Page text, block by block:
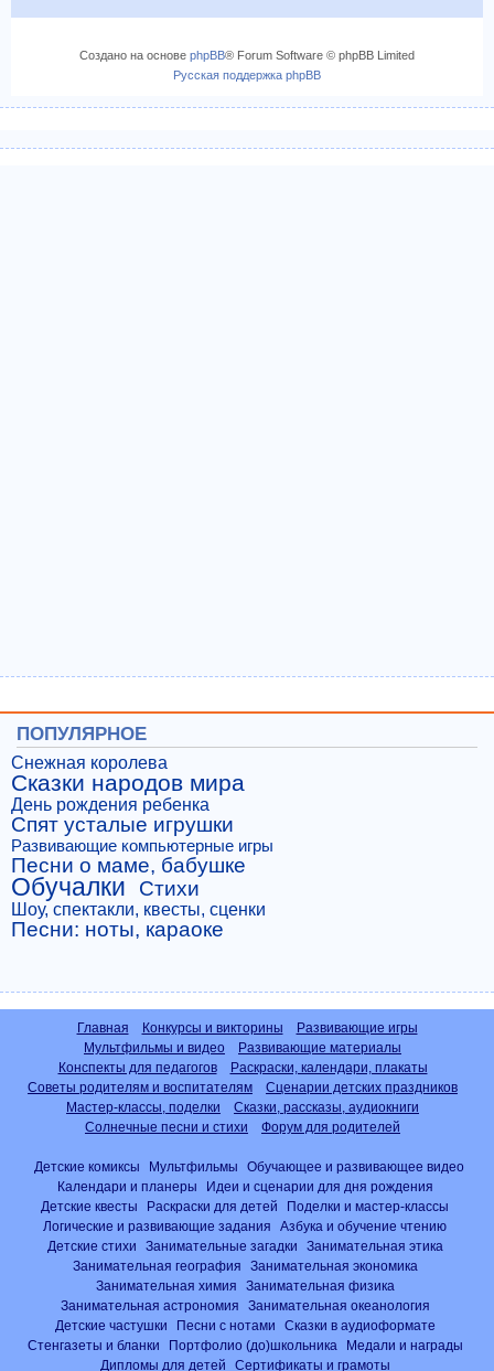
Создано на основе phpBB® Forum Software © phpBB Limited
Русская поддержка phpBB
ПОПУЛЯРНОЕ
Снежная королева
Сказки народов мира
День рождения ребенка
Спят усталые игрушки
Развивающие компьютерные игры
Песни о маме, бабушке
Обучалки Стихи
Шоу, спектакли, квесты, сценки
Песни: ноты, караоке
Главная Конкурсы и викторины
Развивающие игры
Мультфильмы и видео
Развивающие материалы
Конспекты для педагогов
Раскраски, календари, плакаты
Советы родителям и воспитателям
Сценарии детских праздников
Мастер-классы, поделки
Сказки, рассказы, аудиокниги
Солнечные песни и стихи
Форум для родителей
Детские комиксы Мультфильмы
Обучающее и развивающее видео
Календари и планеры
Идеи и сценарии для дня рождения
Детские квесты
Раскраски для детей
Поделки и мастер-классы
Логические и развивающие задания
Азбука и обучение чтению
Детские стихи
Занимательные загадки
Занимательная этика
Занимательная география
Занимательная экономика
Занимательная химия
Занимательная физика
Занимательная астрономия
Занимательная океанология
Детские частушки
Песни с нотами
Сказки в аудиоформате
Стенгазеты и бланки
Портфолио (до)школьника
Медали и награды
Дипломы для детей
Сертификаты и грамоты